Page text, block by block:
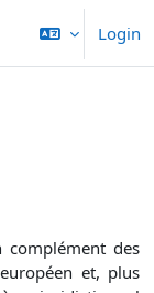
Login
complément des
et, plus